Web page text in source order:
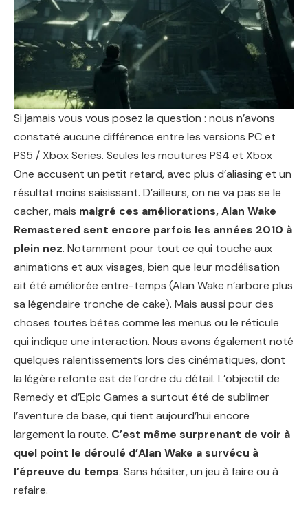
Si jamais vous vous posez la question : nous n’avons
constaté aucune différence entre les versions PC et
PS5 / Xbox Series. Seules les moutures PS4 et Xbox
One accusent un petit retard, avec plus d’aliasing et un
résultat moins saisissant. D’ailleurs, on ne va pas se le
cacher, mais malgré ces améliorations, Alan Wake
Remastered sent encore parfois les années 2010 à
plein nez. Notamment pour tout ce qui touche aux
animations et aux visages, bien que leur modélisation
ait été améliorée entre-temps (Alan Wake n’arbore plus
sa légendaire tronche de cake). Mais aussi pour des
choses toutes bêtes comme les menus ou le réticule
qui indique une interaction. Nous avons également noté
quelques ralentissements lors des cinématiques, dont
la légère refonte est de l’ordre du détail. L’objectif de
Remedy et d’Epic Games a surtout été de sublimer
l’aventure de base, qui tient aujourd’hui encore
largement la route. C’est même surprenant de voir à
quel point le déroulé d’Alan Wake a survécu à
l’épreuve du temps. Sans hésiter, un jeu à faire ou à
refaire.